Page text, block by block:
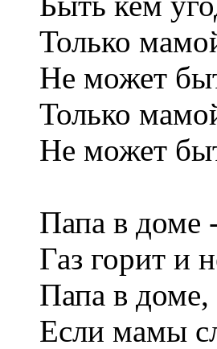
Только
Не может
Только
Не может
Папа в доме
Газ горит и
Папа в доме,
Если мамы